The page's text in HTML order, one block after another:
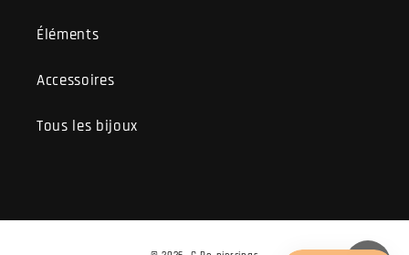
Éléments
Accessoires
Tous les bijoux